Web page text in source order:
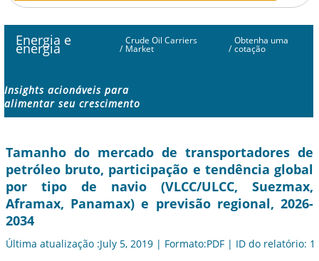
Energia e
energia /
Crude Oil Carriers
Market /
Obtenha uma
cotação
Insights acionáveis ​​para
alimentar seu crescimento
Tamanho do mercado de transportadores de
petróleo bruto, participação e tendência global
por tipo de navio (VLCC/ULCC, Suezmax,
Aframax, Panamax) e previsão regional, 2026-
2034
Última atualização :July 5, 2019 | Formato:PDF | ID do relatório: